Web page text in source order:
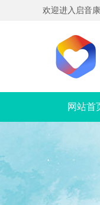
欢迎进入启音
网站首